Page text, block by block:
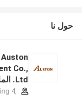
حول نا
Co.,
Ltd. الملف الشركة المصنعة
4,